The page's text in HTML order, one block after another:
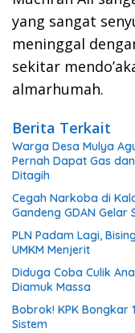
yang sangat
meninggal
sekitar
almarhumah.
Berita Terkait
Warga Desa Mulya
Pernah Dapat Gas
Ditagih
Cegah Narkoba di
Gandeng GDAN Gelar
PLN Padam Lagi,
UMKM Menjerit
Diduga Coba Culik
Diamuk Massa
Bobrok! KPK Bongkar
Sistem